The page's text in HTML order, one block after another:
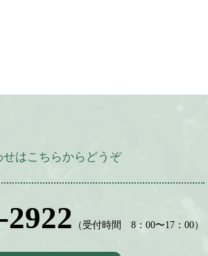
せはこちらからどうぞ
（受付時間 8：00〜17：00）